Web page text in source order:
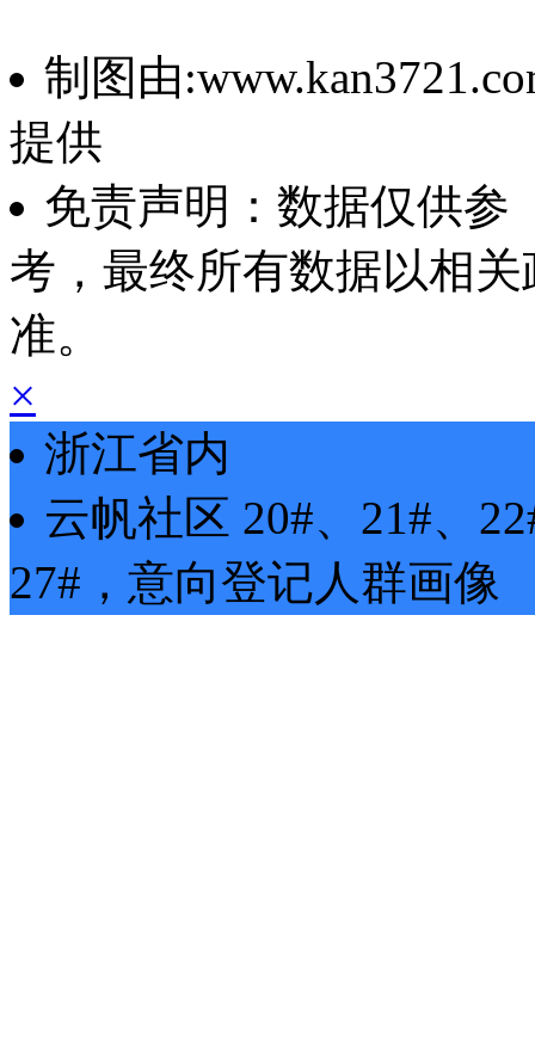
制图由
提供
免责声明：数据仅供参
考，最终所有数据以相
准。
×
浙江省内
云帆社区 20#、21#、
27# ， 意向登记 人群画像